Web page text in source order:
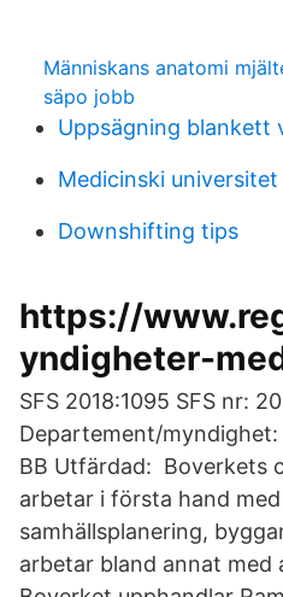
Människans anatomi
säpo jobb
Uppsägning blankett
Medicinski
Downshifting tips
https://
yndigheter-
SFS 2018:1095 SFS nr:
Departement/
BB Utfärdad: Boverkets
arbetar i första hand
samhällsplanering,
arbetar bland annat med